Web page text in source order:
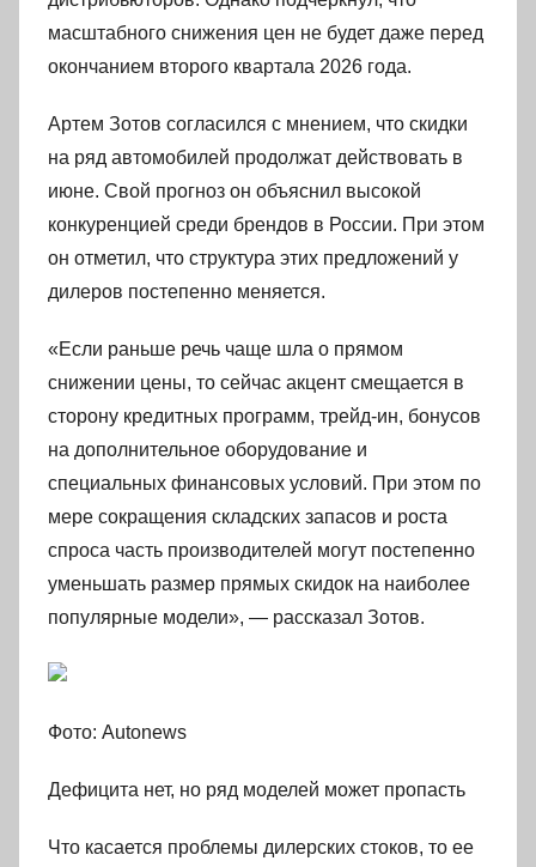
масштабного снижения цен не будет даже перед
окончанием второго квартала 2026 года.
Артем Зотов согласился с мнением, что скидки
на ряд автомобилей продолжат действовать в
июне. Свой прогноз он объяснил высокой
конкуренцией среди брендов в России. При этом
он отметил, что структура этих предложений у
дилеров постепенно меняется.
«Если раньше речь чаще шла о прямом
снижении цены, то сейчас акцент смещается в
сторону кредитных программ, трейд-ин, бонусов
на дополнительное оборудование и
специальных финансовых условий. При этом по
мере сокращения складских запасов и роста
спроса часть производителей могут постепенно
уменьшать размер прямых скидок на наиболее
популярные модели», — рассказал Зотов.
Фото: Autonews
Дефицита нет, но ряд моделей может пропасть
Что касается проблемы дилерских стоков, то ее